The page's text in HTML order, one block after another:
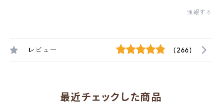
通報する
レビュー (266)
最近チェックした商品